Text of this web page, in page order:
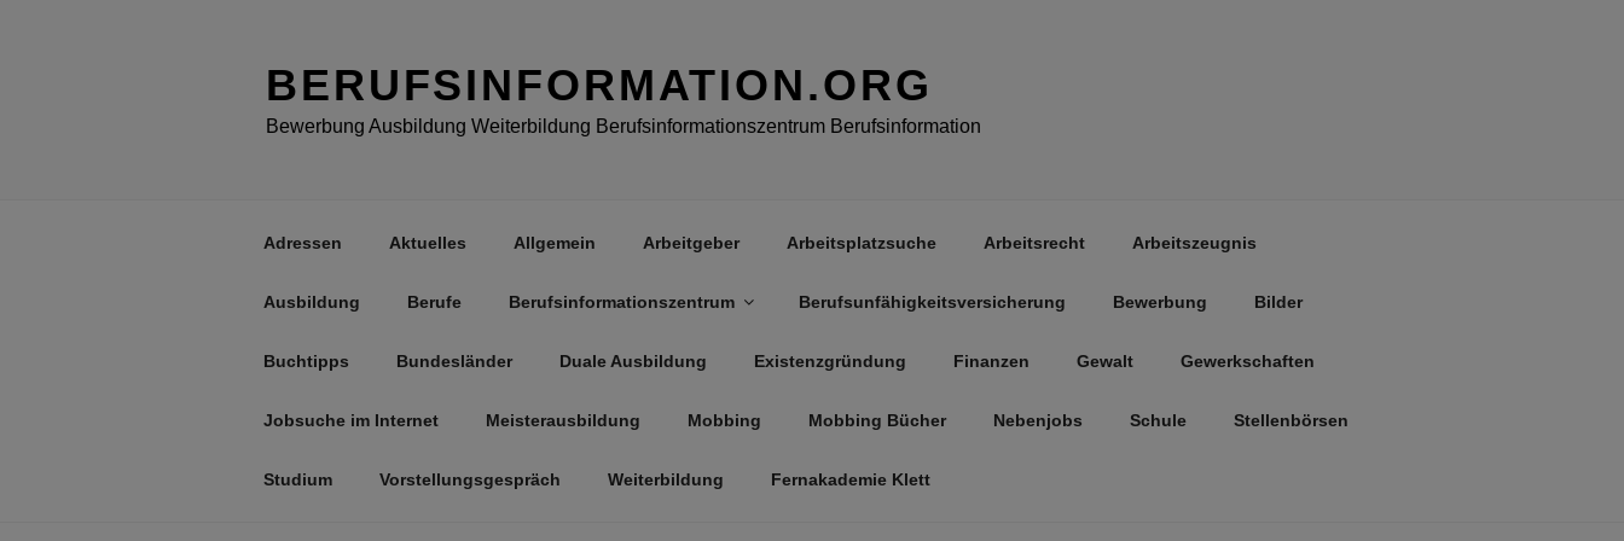
BERUFSINFORMATION.ORG
Bewerbung Ausbildung Weiterbildung Berufsinformationszentrum Berufsinformation
Adressen Aktuelles Allgemein Arbeitgeber Arbeitsplatzsuche Arbeitsrecht Arbeitszeugnis
Ausbildung Berufe Berufsinformationszentrum Berufsunfähigkeitsversicherung Bewerbung Bilder
Buchtipps Bundesländer Duale Ausbildung Existenzgründung Finanzen Gewalt Gewerkschaften
Jobsuche im Internet Meisterausbildung Mobbing Mobbing Bücher Nebenjobs Schule Stellenbörsen
Studium Vorstellungsgespräch Weiterbildung Fernakademie Klett